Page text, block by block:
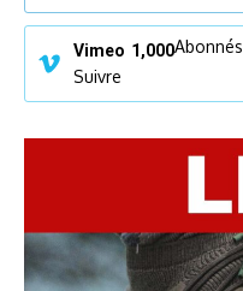
Vimeo 1,000Abonnés
Suivre